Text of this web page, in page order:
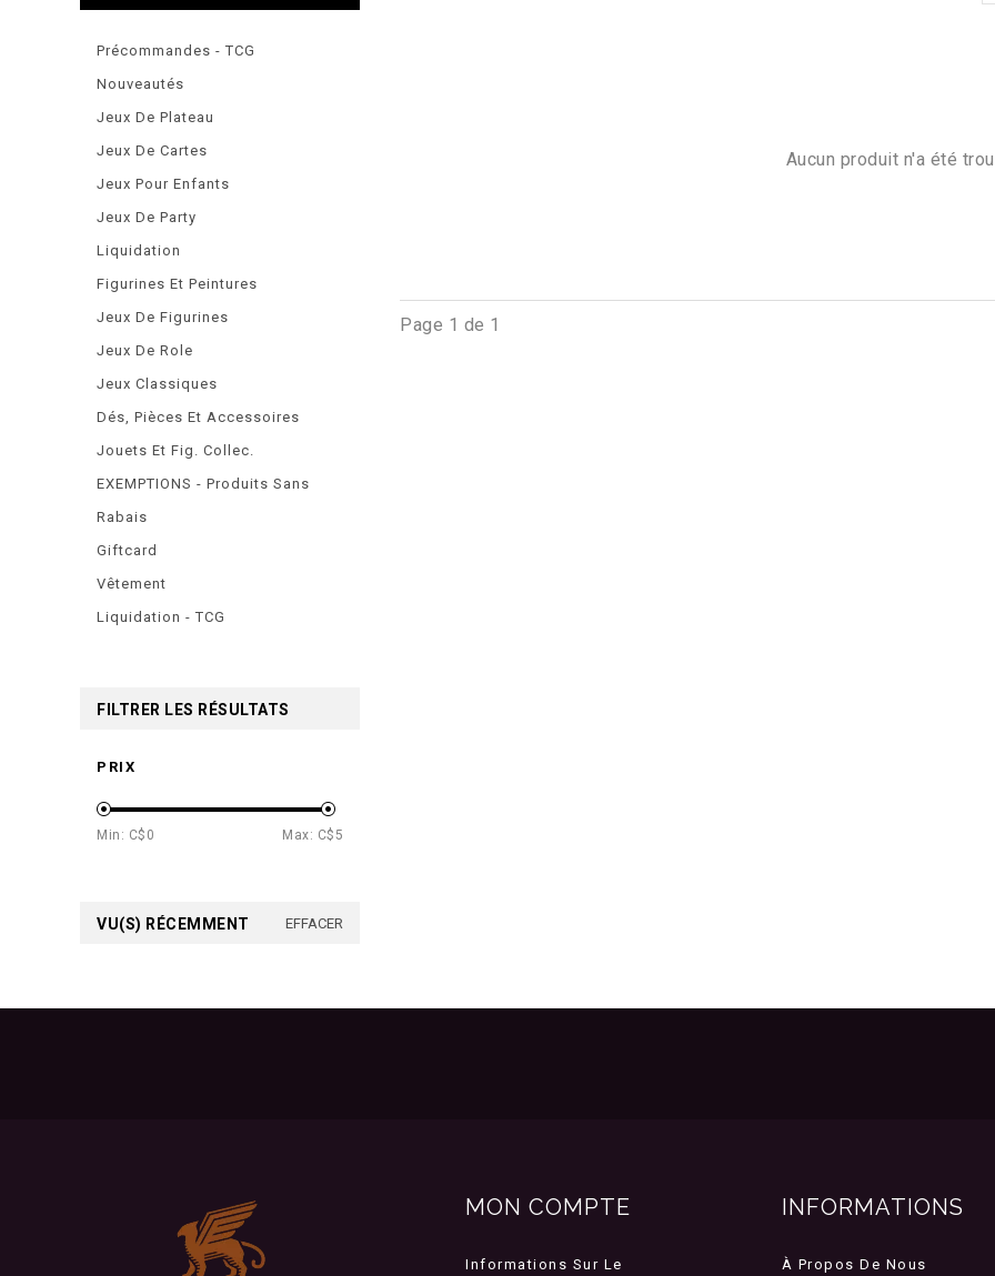
Aucun produit n'a été
Page 1 de 1
Précommandes - TCG
Nouveautés
Jeux De Plateau
Jeux De Cartes
Jeux Pour Enfants
Jeux De Party
Liquidation
Figurines Et Peintures
Jeux De Figurines
Jeux De Role
Jeux Classiques
Dés, Pièces Et Accessoires
Jouets Et Fig. Collec.
EXEMPTIONS - Produits Sans
Rabais
Giftcard
Vêtement
Liquidation - TCG
FILTRER LES RÉSULTATS
PRIX
Min: C$ 0 Max: C$ 5
VU(S) RÉCEMMENT EFFACER
MON COMPTE
Informations Sur Le
INFORMATIONS
À Propos De Nous